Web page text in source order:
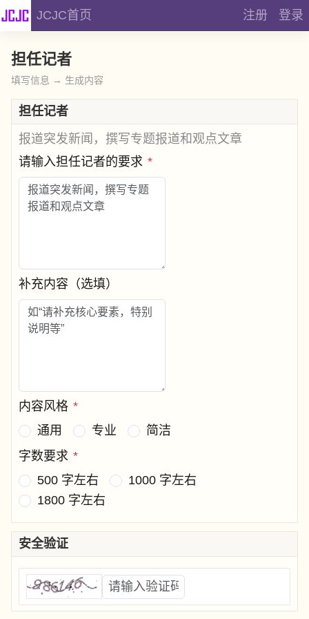
JCJC首页 注册 登录
担任记者
填写信息 → 生成内容
担任记者
报道突发新闻，撰写专题报道和观点文章
请输入担任记者的要求 *
补充内容（选填）
内容风格 *
通用
专业
简洁
字数要求 *
500 字左右
1000 字左右
1800 字左右
安全验证